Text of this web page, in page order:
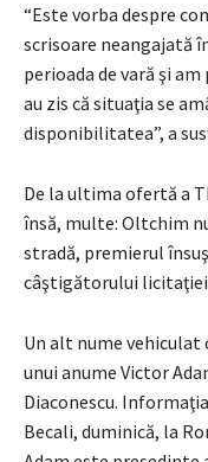
“Este vorba despre
scrisoare neangajată
perioada de vară şi
au zis că situaţia se
disponibilitatea”, a
De la ultima ofertă a
însă, multe: Oltchim
stradă, premierul
câştigătorului licitaţiei
Un alt nume
unui anume Victor
Diaconescu.
Becali, duminică, la